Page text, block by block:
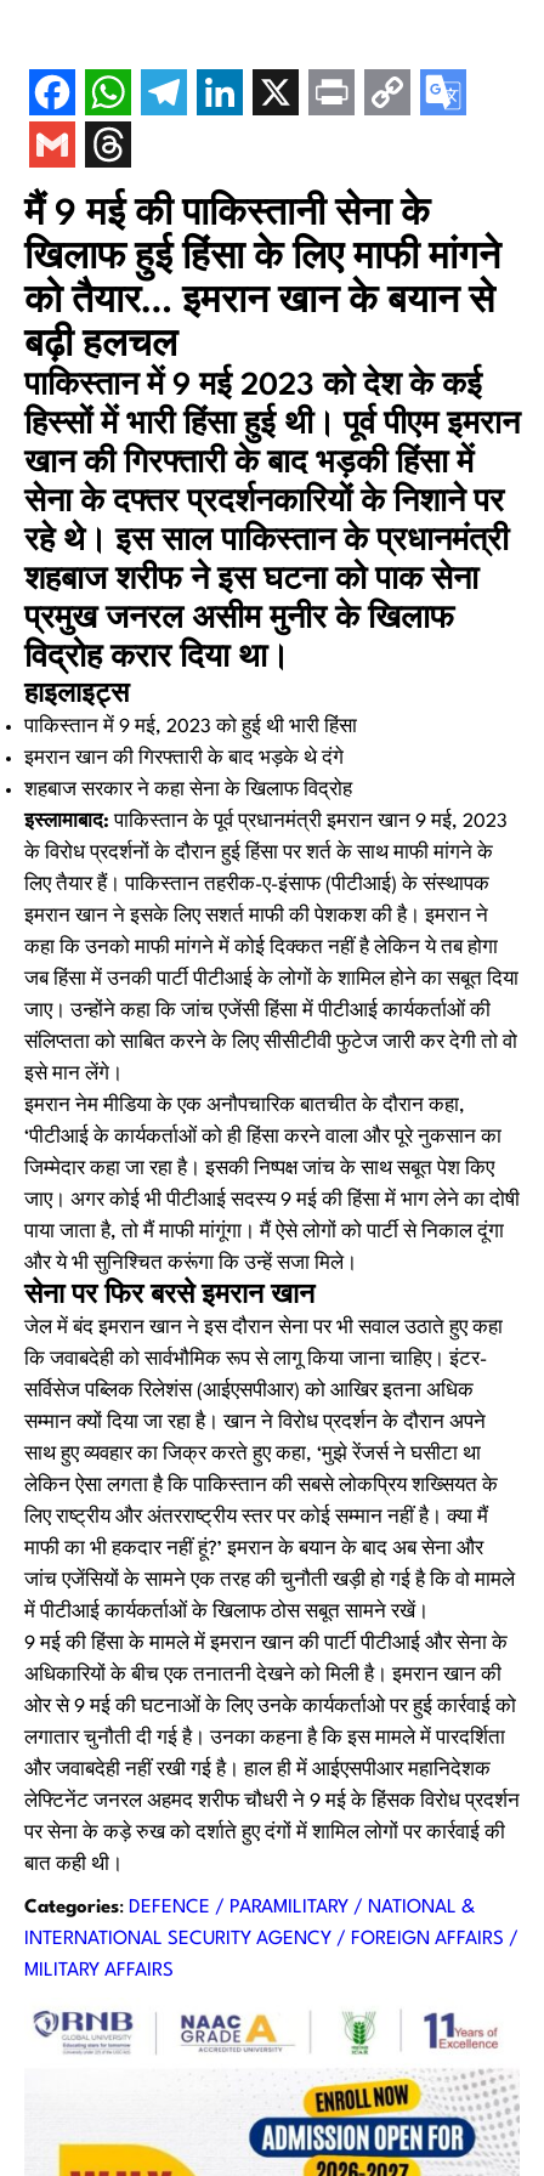
मैं 9 मई की पाकिस्तानी सेना के
खिलाफ हुई हिंसा के लिए माफी मांगने
को तैयार… इमरान खान के बयान से
बढ़ी हलचल
पाकिस्तान में 9 मई 2023 को देश के कई
हिस्सों में भारी हिंसा हुई थी। पूर्व पीएम इमरान
खान की गिरफ्तारी के बाद भड़की हिंसा में
सेना के दफ्तर प्रदर्शनकारियों के निशाने पर
रहे थे। इस साल पाकिस्तान के प्रधानमंत्री
शहबाज शरीफ ने इस घटना को पाक सेना
प्रमुख जनरल असीम मुनीर के खिलाफ
विद्रोह करार दिया था।
हाइलाइट्स
पाकिस्तान में 9 मई, 2023 को हुई थी भारी हिंसा
इमरान खान की गिरफ्तारी के बाद भड़के थे दंगे
शहबाज सरकार ने कहा सेना के खिलाफ विद्रोह
इस्लामाबाद: पाकिस्तान के पूर्व प्रधानमंत्री इमरान खान 9 मई, 2023
के विरोध प्रदर्शनों के दौरान हुई हिंसा पर शर्त के साथ माफी मांगने के
लिए तैयार हैं। पाकिस्तान तहरीक-ए-इंसाफ (पीटीआई) के संस्थापक
इमरान खान ने इसके लिए सशर्त माफी की पेशकश की है। इमरान ने
कहा कि उनको माफी मांगने में कोई दिक्कत नहीं है लेकिन ये तब होगा
जब हिंसा में उनकी पार्टी पीटीआई के लोगों के शामिल होने का सबूत दिया
जाए। उन्होंने कहा कि जांच एजेंसी हिंसा में पीटीआई कार्यकर्ताओं की
संलिप्तता को साबित करने के लिए सीसीटीवी फुटेज जारी कर देगी तो वो
इसे मान लेंगे।
इमरान नेम मीडिया के एक अनौपचारिक बातचीत के दौरान कहा,
‘पीटीआई के कार्यकर्ताओं को ही हिंसा करने वाला और पूरे नुकसान का
जिम्मेदार कहा जा रहा है। इसकी निष्पक्ष जांच के साथ सबूत पेश किए
जाए। अगर कोई भी पीटीआई सदस्य 9 मई की हिंसा में भाग लेने का दोषी
पाया जाता है, तो मैं माफी मांगूंगा। मैं ऐसे लोगों को पार्टी से निकाल दूंगा
और ये भी सुनिश्चित करूंगा कि उन्हें सजा मिले।
सेना पर फिर बरसे इमरान खान
जेल में बंद इमरान खान ने इस दौरान सेना पर भी सवाल उठाते हुए कहा
कि जवाबदेही को सार्वभौमिक रूप से लागू किया जाना चाहिए। इंटर-
सर्विसेज पब्लिक रिलेशंस (आईएसपीआर) को आखिर इतना अधिक
सम्मान क्यों दिया जा रहा है। खान ने विरोध प्रदर्शन के दौरान अपने
साथ हुए व्यवहार का जिक्र करते हुए कहा, ‘मुझे रेंजर्स ने घसीटा था
लेकिन ऐसा लगता है कि पाकिस्तान की सबसे लोकप्रिय शख्सियत के
लिए राष्ट्रीय और अंतरराष्ट्रीय स्तर पर कोई सम्मान नहीं है। क्या मैं
माफी का भी हकदार नहीं हूं?’ इमरान के बयान के बाद अब सेना और
जांच एजेंसियों के सामने एक तरह की चुनौती खड़ी हो गई है कि वो मामले
में पीटीआई कार्यकर्ताओं के खिलाफ ठोस सबूत सामने रखें।
9 मई की हिंसा के मामले में इमरान खान की पार्टी पीटीआई और सेना के
अधिकारियों के बीच एक तनातनी देखने को मिली है। इमरान खान की
ओर से 9 मई की घटनाओं के लिए उनके कार्यकर्ताओ पर हुई कार्रवाई को
लगातार चुनौती दी गई है। उनका कहना है कि इस मामले में पारदर्शिता
और जवाबदेही नहीं रखी गई है। हाल ही में आईएसपीआर महानिदेशक
लेफ्टिनेंट जनरल अहमद शरीफ चौधरी ने 9 मई के हिंसक विरोध प्रदर्शन
पर सेना के कड़े रुख को दर्शाते हुए दंगों में शामिल लोगों पर कार्रवाई की
बात कही थी।
Categories: DEFENCE / PARAMILITARY / NATIONAL &
INTERNATIONAL SECURITY AGENCY / FOREIGN AFFAIRS /
MILITARY AFFAIRS